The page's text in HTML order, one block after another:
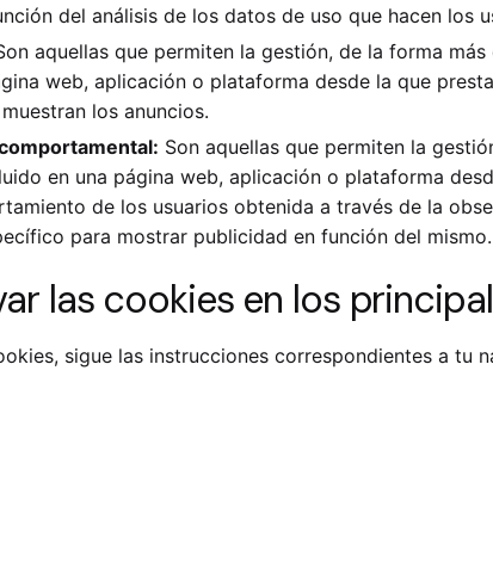
del análisis de los datos de uso que hacen los
aquellas que permiten la gestión, de la forma
web, aplicación o plataforma desde la que
los anuncios.
Son aquellas que permiten la
en una página web, aplicación o plataforma
de los usuarios obtenida a través de la
para mostrar publicidad en función del mismo.
las cookies en los
sigue las instrucciones correspondientes a tu